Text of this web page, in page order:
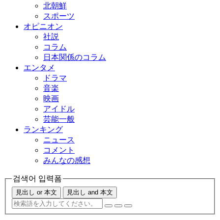
北朝鮮
スポーツ
オピニオン
社説
コラム
日本関係のコラム
エンタメ
ドラマ
音楽
映画
アイドル
芸能一般
ランキング
ニュース
コメント
みんなの感想
검색어 입력폼
見出し or 本文 見出し and 本文